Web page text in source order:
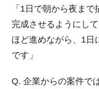
「1日で朝から夜ま
完成させるようにし
ほど進めながら、1日
です」
Q. 企業からの案件で